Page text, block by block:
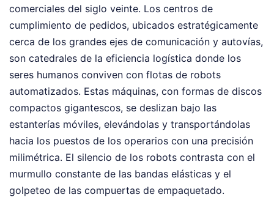
comerciales del siglo veinte. Los centros de
cumplimiento de pedidos, ubicados estratégicamente
cerca de los grandes ejes de comunicación y autovías,
son catedrales de la eficiencia logística donde los
seres humanos conviven con flotas de robots
automatizados. Estas máquinas, con formas de discos
compactos gigantescos, se deslizan bajo las
estanterías móviles, elevándolas y transportándolas
hacia los puestos de los operarios con una precisión
milimétrica. El silencio de los robots contrasta con el
murmullo constante de las bandas elásticas y el
golpeteo de las compuertas de empaquetado.